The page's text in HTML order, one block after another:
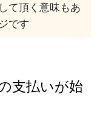
て頂く意味もあ
です
支払いが始